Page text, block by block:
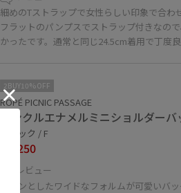
細めのTストラップで女性らしい印象で合わ
フラットのパンプスでストラップ付きなの
かったです。通常と同じ24.5cm着用で丁度良
2BUY10%OFF
ROPÉ PICNIC PASSAGE
リンクルエナメルミニショルダーバ
ブラック / F
¥2,250
レビュー
コロンとしたワイドなフォルムが可愛いバ